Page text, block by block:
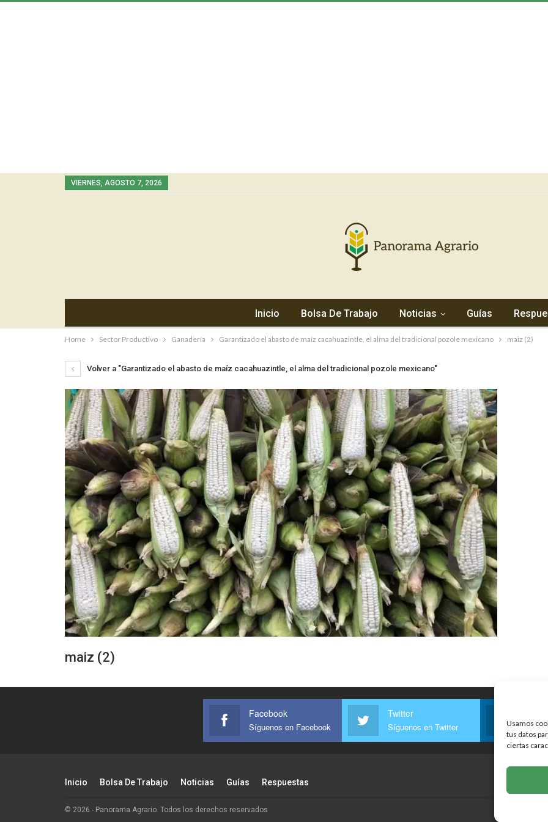
Usamos
tus datos
ciertas
VIERNES, AGOSTO 7, 2026
Inicio Bolsa De Trabajo Noticias Guías
Home Sector Productivo Ganadería Garantizado el abasto de maíz cacahuazintle, el alma del tradicional pozole mexicano maiz (2)
Volver a "Garantizado el abasto de maíz cacahuazintle, el alma del tradicional pozole mexicano"
maiz (2)
Facebook
Síguenos en Facebook
Twitter
Síguenos en Twitter
Inicio Bolsa De Trabajo Noticias Guías Respuestas
© 2026 - Panorama Agrario. Todos los derechos reservados